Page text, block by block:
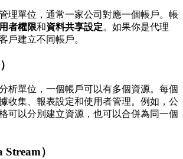
理單位，通常一家公司對應一個帳戶。帳
者權限和資料共享設定。如果你是代理
戶建立不同帳戶。
析單位，一個帳戶可以有多個資源。每個
收集、報表設定和使用者管理。例如，公
可以分別建立資源，也可以合併為同一個
）